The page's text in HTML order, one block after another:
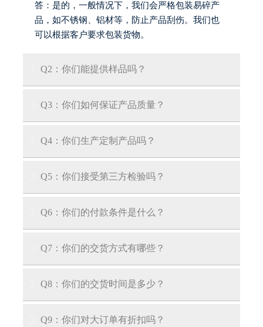
答：是的，一般情况下，我们会严格包装易碎产
品，如不锈钢、铝材等，防止产品刮伤。我们也
可以根据客户要求包装货物。
Q2：你们能提供样品吗？
答：是的，我们可以提供免费样品，但客户需承
Q3：你们如何保证产品质量？
答：我们的工厂拥有专业认证，每件产品均按国
Q4：你们生产定制产品吗？
答：是的，我们拥有多年产品定制经验，可根据
Q5：你们接受第三方检验吗？
答：我们接受第三方检验：SGS、V-trust、TUV、
Q6：你们的付款条件是什么？
答：我们接受30%电汇预付款和70%交货前余款。
Q7：你们的交货方式有哪些？
答：EXW、FOB、CIF、CFR、DDU等。
Q8：你们的交货时间是多少？
A: 对于库存产品，我们可以在收到您的预付款后
Q9：你们对大订单有折扣吗？